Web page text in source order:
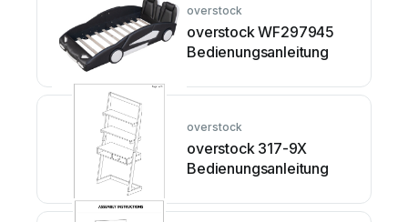
overstock
overstock WF297945
Bedienungsanleitung
overstock
overstock 317-9X
Bedienungsanleitung